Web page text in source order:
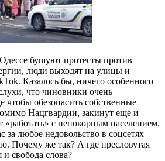
бушуют протесты против
люди выходят на улицы и
Казалось бы, ничего особенного
что чиновники очень
чтобы обезопасить собственные
Нацгвардии, закинут еще и
«работать» с непокорным населением.
любое недовольство в соцсетях
Почему же так? А где пресловутая
и свобода слова?